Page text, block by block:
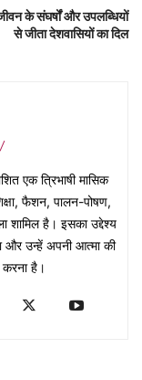
जीवन के संघर्षों और उपलब्धियों
से जीता देशवासियों का दिल
एक त्रिभाषी मासिक
फैशन, पालन-पोषण,
शामिल है। इसका उद्देश्य
और उन्हें अपनी आत्मा की
है।